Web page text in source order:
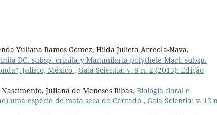
Yuliana Ramos Gómez, Hilda Julieta Arreola-Nava,
DC. subsp. crinita y Mammilaria polythele Mart. subsp.
Jalisco, México , Gaia Scientia: v. 9 n. 2 (2015): Edição
Juliana de Meneses Ribas, Biologia floral e
uma espécie de mata seca do Cerrado , Gaia Scientia: v. 12